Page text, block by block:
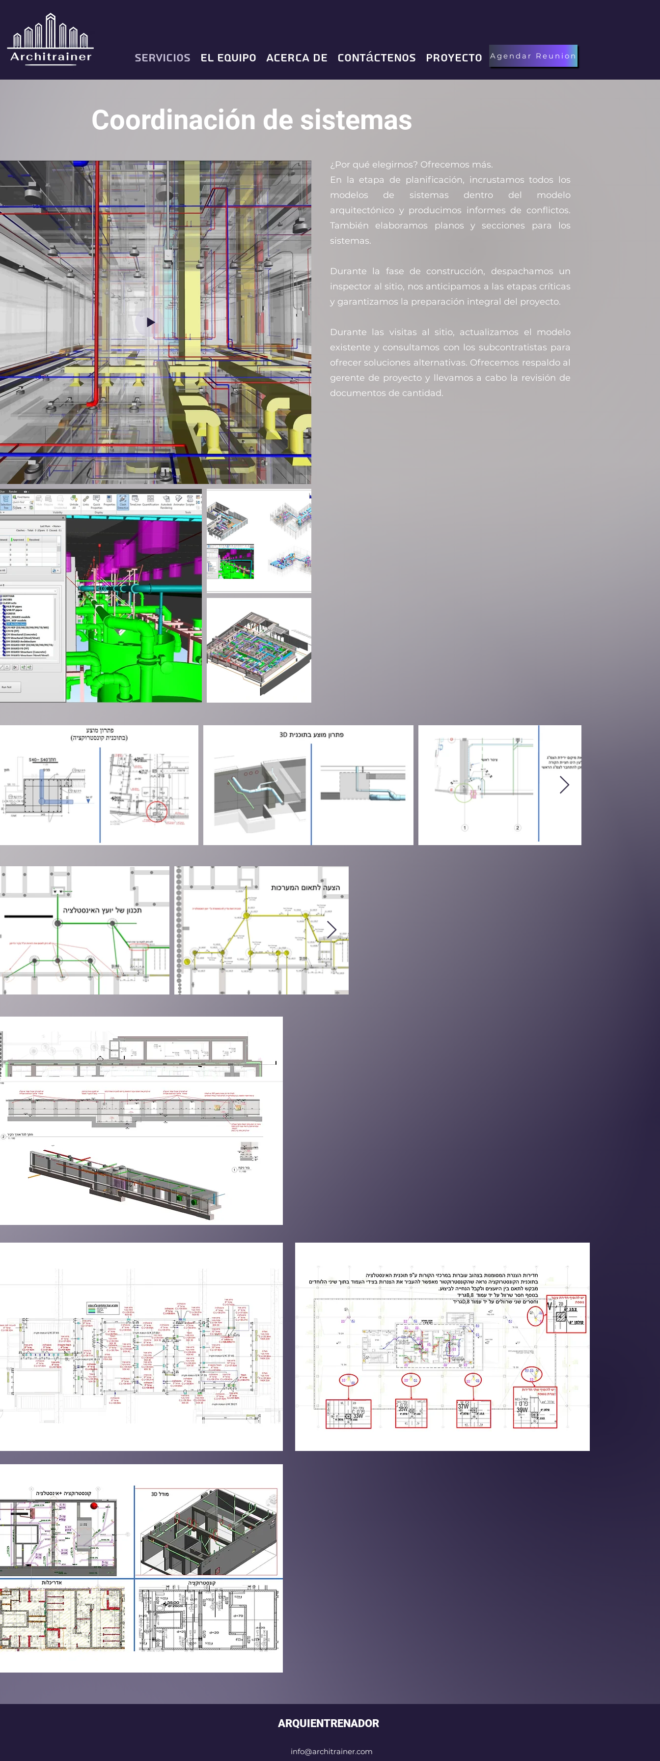
Servicios El equipo Acerca de Contáctenos proyecto Agendar Reunion
Coordinación de sistemas
¿Por qué elegirnos? Ofrecemos más.
En la etapa de planificación, incrustamos todos los
modelos de sistemas dentro del modelo
arquitectónico y producimos informes de conflictos.
También elaboramos planos y secciones para los
sistemas.
Durante la fase de construcción, despachamos un
inspector al sitio, nos anticipamos a las etapas críticas
y garantizamos la preparación integral del proyecto.
Durante las visitas al sitio, actualizamos el modelo
existente y consultamos con los subcontratistas para
ofrecer soluciones alternativas. Ofrecemos respaldo al
gerente de proyecto y llevamos a cabo la revisión de
documentos de cantidad.
ARQUIENTRENADOR
info@architrainer.com